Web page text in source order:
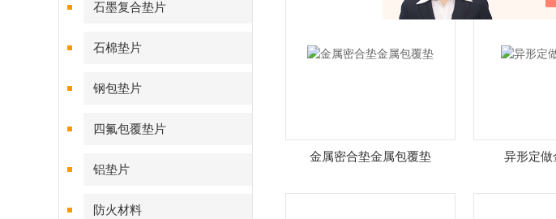
石墨复合垫片
石棉垫片
钢包垫片
四氟包覆垫片
铝垫片
防火材料
金属密合垫金属包覆垫 异形定做